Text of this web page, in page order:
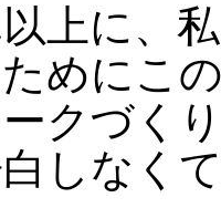
上に、
めにこ
ークづく
しなく